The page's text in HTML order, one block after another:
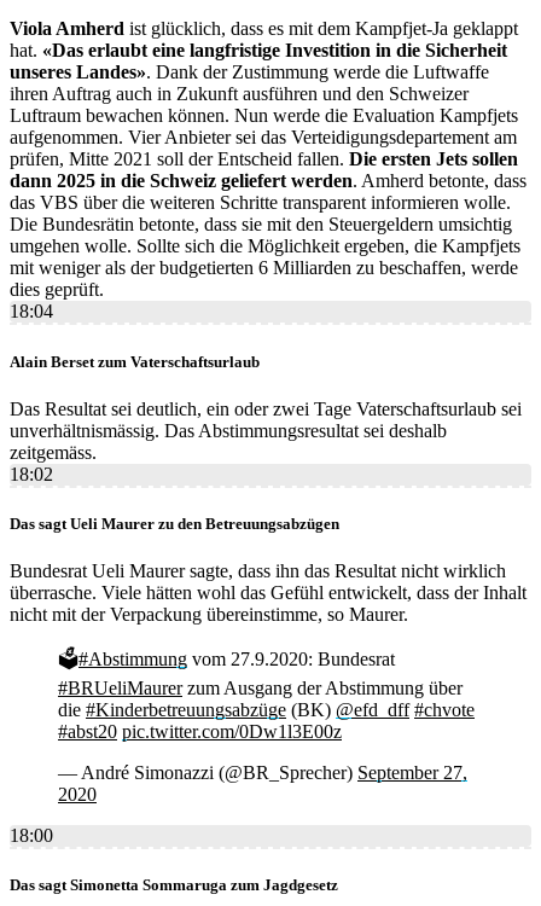
Viola Amherd ist glücklich, dass es mit dem Kampfjet-Ja geklappt
hat. «Das erlaubt eine langfristige Investition in die Sicherheit
unseres Landes». Dank der Zustimmung werde die Luftwaffe
ihren Auftrag auch in Zukunft ausführen und den Schweizer
Luftraum bewachen können. Nun werde die Evaluation Kampfjets
aufgenommen. Vier Anbieter sei das Verteidigungsdepartement am
prüfen, Mitte 2021 soll der Entscheid fallen. Die ersten Jets sollen
dann 2025 in die Schweiz geliefert werden. Amherd betonte, dass
das VBS über die weiteren Schritte transparent informieren wolle.
Die Bundesrätin betonte, dass sie mit den Steuergeldern umsichtig
umgehen wolle. Sollte sich die Möglichkeit ergeben, die Kampfjets
mit weniger als der budgetierten 6 Milliarden zu beschaffen, werde
dies geprüft.
18:04
Alain Berset zum Vaterschaftsurlaub
Das Resultat sei deutlich, ein oder zwei Tage Vaterschaftsurlaub sei
unverhältnismässig. Das Abstimmungsresultat sei deshalb
zeitgemäss.
18:02
Das sagt Ueli Maurer zu den Betreuungsabzügen
Bundesrat Ueli Maurer sagte, dass ihn das Resultat nicht wirklich
überrasche. Viele hätten wohl das Gefühl entwickelt, dass der Inhalt
nicht mit der Verpackung übereinstimme, so Maurer.
🗳#Abstimmung vom 27.9.2020: Bundesrat
#BRUeliMaurerzum Ausgang der Abstimmung über
die #Kinderbetreuungsabzüge (BK) @efd_dff #chvote
#abst20 pic.twitter.com/0Dw1l3E00z
— André Simonazzi (@BR_Sprecher) September 27,
2020
18:00
Das sagt Simonetta Sommaruga zum Jagdgesetz